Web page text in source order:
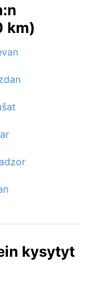
km)
kysytyt